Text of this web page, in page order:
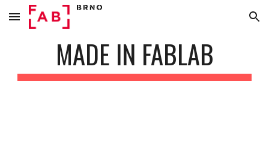
Skip to main content Skip to navigation
MADE IN FABLAB